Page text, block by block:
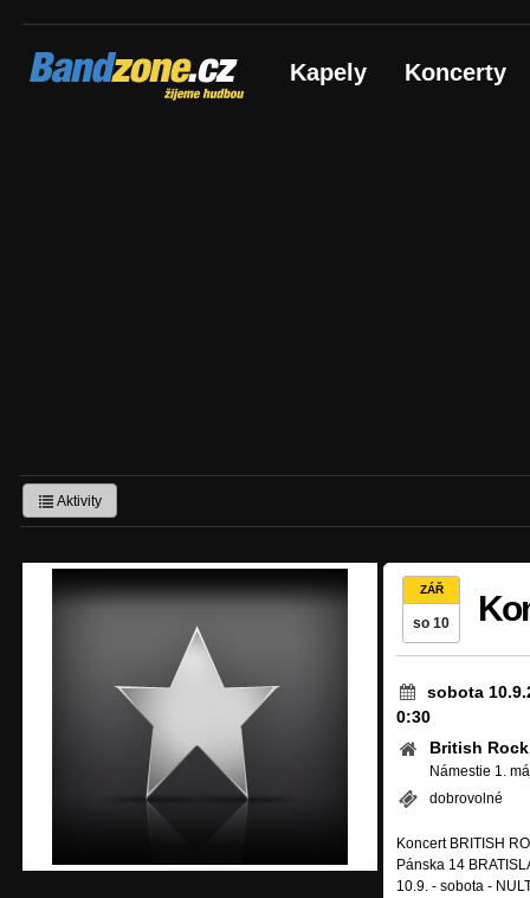
Bandzone.cz
žijeme hudbou Kapely Koncerty
Aktivity
ZÁŘ
so 10
sobota
0:30
British
Námestie 1.
dobrovolné
Koncert BRITISH
Pánska 14
10.9. - sobota -